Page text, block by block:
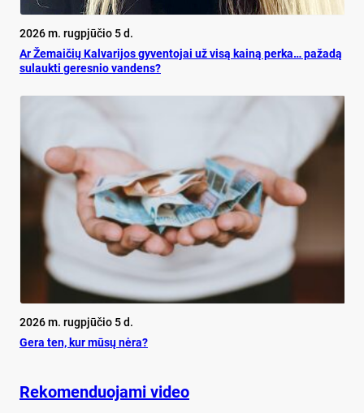
2026 m. rugpjūčio 5 d.
Ar Že­mai­čių Kal­va­ri­jos gy­ven­to­jai už vi­są kai­ną per­ka… pa­ža­dą
su­lauk­ti ge­res­nio van­dens?
2026 m. rugpjūčio 5 d.
Ge­ra ten, kur mū­sų nė­ra?
Rekomenduojami video